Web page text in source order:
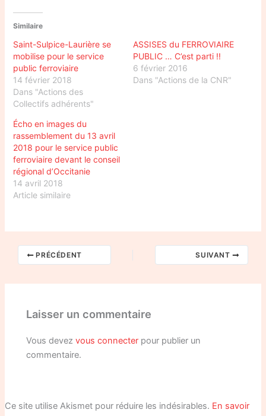
Similaire
Saint-Sulpice-Laurière se
mobilise pour le service
public ferroviaire
14 février 2018
Dans "Actions des
Collectifs adhérents"
ASSISES du FERROVIAIRE
PUBLIC … C’est parti !!
6 février 2016
Dans "Actions de la CNR"
Écho en images du
rassemblement du 13 avril
2018 pour le service public
ferroviaire devant le conseil
régional d’Occitanie
14 avril 2018
Article similaire
PRÉCÉDENT SUIVANT
Laisser un commentaire
Vous devezvous connecter pour publier un
commentaire.
Ce site utilise Akismet pour réduire les indésirables. En savoir